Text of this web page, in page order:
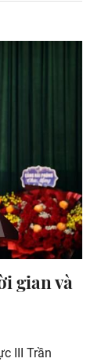
gian và
III Trần